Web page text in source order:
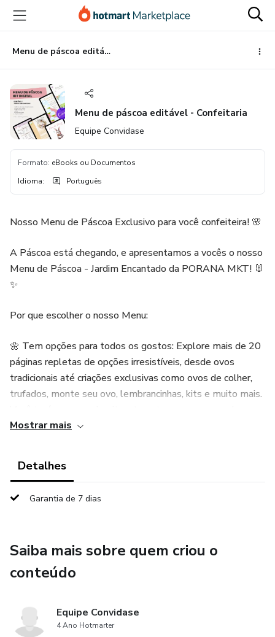
para
conteúdo
principal
para
pagamento
para
rodapé
Menu de páscoa editável - Confeitaria
Menu de páscoa editável - Confeitaria
Equipe Convidase
Formato: eBooks ou Documentos
Idioma: Português
Nosso Menu de Páscoa Exclusivo para você confeiteira! 🌸
A Páscoa está chegando, e apresentamos a vocês o nosso
Menu de Páscoa - Jardim Encantado da PORANA MKT! 🐰
✨
Por que escolher o nosso Menu:
🌼 Tem opções para todos os gostos: Explore mais de 20
páginas repletas de opções irresistíveis, desde ovos
tradicionais até criações exclusivas como ovos de colher,
trufados, monte seu ovo, lembrancinhas, kits e muito mais.
proporcionando uma apresentação única aos seus clientes.
VOCÊ GANHA UMA FOLHA DE ORÇAMENTOS
🚀 Facilite seu Trabalho: Ganhe tempo e impressione seus
clientes com um menu profissional e totalmente
faz de melhor - criar delícias!
Mostrar mais
Detalhes
Garantia de 7 dias
Saiba mais sobre quem criou o
conteúdo
Equipe Convidase
4 Ano Hotmarter